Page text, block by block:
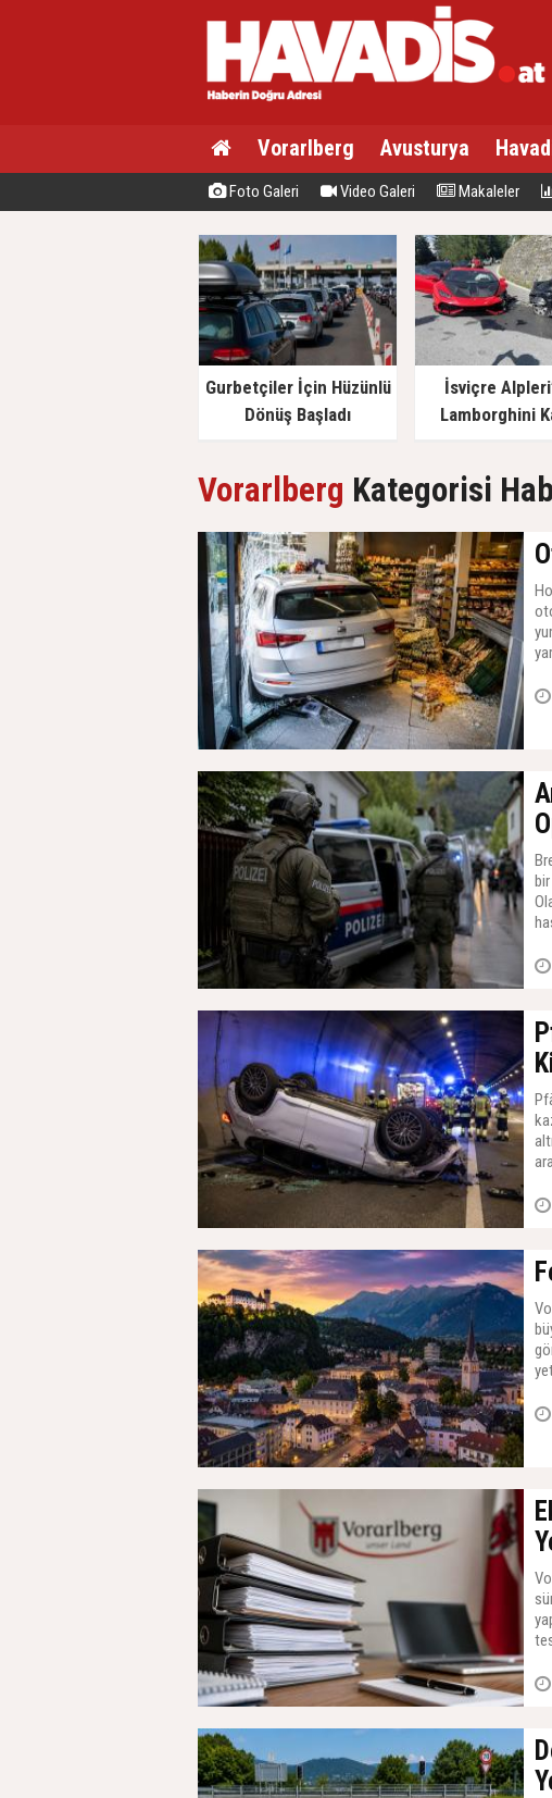
Vorarlberg Avusturya
Foto Galeri Video Galeri Makaleler
Gurbetçiler İçin Hüzünlü
Dönüş Başladı
İsviçre
Lamborghini
Vorarlberg Kategorisi